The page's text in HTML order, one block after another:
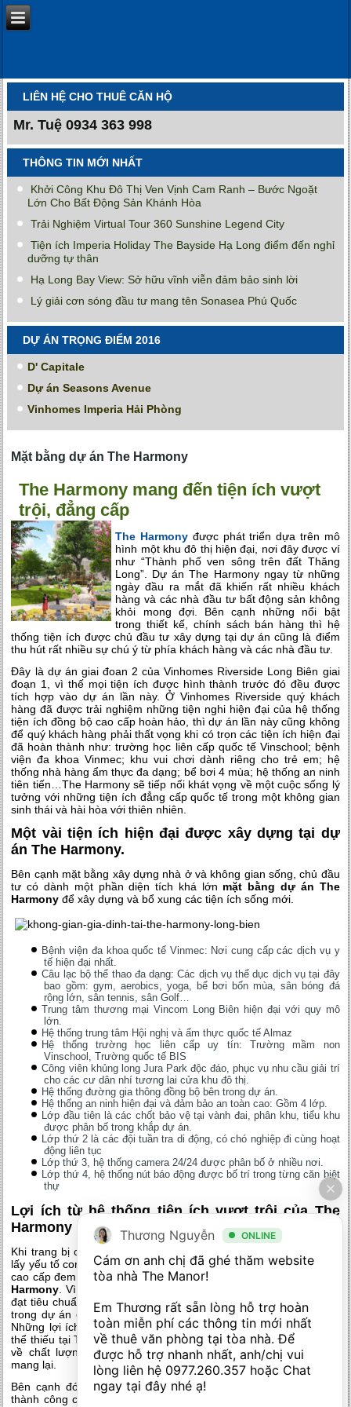
LIÊN HỆ CHO THUÊ CĂN HỘ
Mr. Tuệ 0934 363 998
THÔNG TIN MỚI NHẤT
Khởi Công Khu Đô Thị Ven Vịnh Cam Ranh – Bước Ngoặt
Lớn Cho Bất Động Sản Khánh Hòa
Trải Nghiệm Virtual Tour 360 Sunshine Legend City
Tiện ích Imperia Holiday The Bayside Hạ Long điểm đến nghỉ
dưỡng tự thân
Hạ Long Bay View: Sở hữu vĩnh viễn đảm bảo sinh lời
Lý giải cơn sóng đầu tư mang tên Sonasea Phú Quốc
DỰ ÁN TRỌNG ĐIỂM 2016
D' Capitale
Dự án Seasons Avenue
Vinhomes Imperia Hải Phòng
Mặt bằng dự án The Harmony
The Harmony mang đến tiện ích vượt
trội, đẳng cấp
The Harmony được phát triển dựa trên mô
hình một khu đô thị hiện đại, nơi đây được ví
như “Thành phố ven sông trên đất Thăng
Long”. Dự án The Harmony ngay từ những
ngày đầu ra mắt đã khiến rất nhiều khách
hàng và các nhà đầu tư bất động sản không
khỏi mong đợi. Bên cạnh những nổi bật
trong thiết kế, chính sách bán hàng thì hệ
thống tiện ích được chủ đầu tư xây dựng tại dự án cũng là điểm
thu hút rất nhiều sự chú ý từ phía khách hàng và các nhà đầu tư.
Đây là dự án giai đoan 2 của Vinhomes Riverside Long Biên giai
đoạn 1, vì thế mọi tiện ích được hình thành trước đó đều được
tích hợp vào dự án lần này. Ở Vinhomes Riverside quý khách
hàng đã được trải nghiệm những tiện nghi hiện đại của hệ thống
tiện ích đồng bộ cao cấp hoàn hảo, thì dự án lần này cũng không
để quý khách hàng phải thất vọng khi có trọn các tiện ích hiện đại
đã hoàn thành như: trường học liên cấp quốc tế Vinschool; bệnh
viện đa khoa Vinmec; khu vui chơi dành riêng cho trẻ em; hệ
thống nhà hàng ẩm thực đa dạng; bể bơi 4 mùa; hệ thống an ninh
tiên tiến…The Harmony sẽ tiếp nối khát vọng về một cuộc sống lý
tưởng với những tiện ích đẳng cấp quốc tế trong một không gian
sinh thái và hài hòa với thiên nhiên.
Một vài tiện ích hiện đại được xây dựng tại dự
án The Harmony.
Bên cạnh mặt bằng xây dựng nhà ở và không gian sống, chủ đầu
tư có dành một phần diện tích khá lớn mặt bằng dự án The
Harmony để xây dựng và bổ xung các tiện ích sống mới.
Bệnh viện đa khoa quốc tế Vinmec: Nơi cung cấp các dịch vụ y
tế hiện đại nhất.
Câu lạc bộ thể thao đa dạng: Các dịch vụ thể dục dịch vụ tại đây
bao gồm: gym, aerobics, yoga, bể bơi bốn mùa, sân bóng đá
rộng lớn, sân tennis, sân Golf…
Trung tâm thương mại Vincom Long Biên hiện đại với quy mô
lớn.
Hệ thống trung tâm Hội nghị và ẩm thực quốc tế Almaz
Hệ thống trường học liên cấp uy tín: Trường mầm non
Vinschool, Trường quốc tế BIS
Công viên khủng long Jura Park độc đáo, phục vụ nhu cầu giải trí
cho các cư dân nhí tương lai cửa khu đô thị.
Hệ thống đường gia thông đồng bộ bên trong dự án.
Hệ thống an ninh hiện đại và đảm bảo an toàn cao: Gồm 4 lớp.
Lớp đầu tiên là các chốt bảo vệ tại vành đai, phân khu, tiểu khu
được phân bố trong khắp dự án.
Lớp thứ 2 là các đội tuần tra di động, có chó nghiệp đi cùng hoạt
động liên tục
Lớp thứ 3, hệ thống camera 24/24 được phân bố ở nhiều nơi.
Lớp thứ 4, hệ thống nút báo động được bố trí trong từng căn biệt
thự
Lợi ích từ hệ thống tiện ích vượt trội của The
Harmony
Khi trang bị các tiện ích tại dự án này, chủ đầu tư Vingroup luôn
lấy yếu tố con người làm trung tâm từ đó xây dựng những tiện ích
cao cấp đem lại nhiều giá trị sống tốt nhất cho quý cư dân tại
Harmony. Vì vậy, hệ thống tiện ích hoàn hảo, đầy đủ và tiện nghi
đạt tiêu chuẩn chất lượng 5 sao luôn luôn là điều không thể thiếu
trong dự án cao cấp do tập đoàn Vingroup đầu tư và phát triển.
Những lợi ích từ hệ thống tiện ích hiện đại mang cũng sẽ không
thể thiếu tại The Harmony. Quý cư dân hoàn toàn có thể yên tâm
về chất lượng cuộc sống hạng sang từ hệ thống tiện ích này
mang lại.
Bên cạnh đó,
dự án The Harmonytận dụng rất tốt lợi thế từ
thành công của giai đoạn 1 cũng như đặc trưng khu vực sẵn có.
Thương Nguyễn ONLINE
Cám ơn anh chị đã ghé thăm website
tòa nhà The Manor!
Em Thương rất sẵn lòng hỗ trợ hoàn
toàn miễn phí các thông tin mới nhất
về thuê văn phòng tại tòa nhà. Để
được hỗ trợ nhanh nhất, anh/chị vui
lòng liên hệ 0977.260.357 hoặc Chat
ngay tại đây nhé ạ!